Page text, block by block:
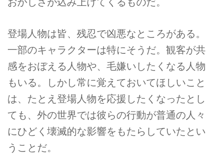
登場人物は皆、残忍で凶悪なところがある。
一部のキャラクターは特にそうだ。観客が共
感をおぼえる人物や、毛嫌いしたくなる人物
もいる。しかし常に覚えておいてほしいこと
は、たとえ登場人物を応援したくなったとし
ても、外の世界では彼らの行動が普通の人々
にひどく壊滅的な影響をもたらしていたとい
うことだ。